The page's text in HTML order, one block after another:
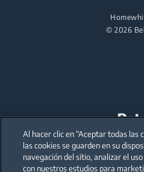
© 2026
Our parent company, Beko has
with its global operations through its
production
(i.e. Türkiye, UK, Italy, Romania,
Pakistan, India,
Al hacer clic en “Aceptar todas las
las cookies se guarden en su
navegación del sitio, analizar el
con nuestros estudios para